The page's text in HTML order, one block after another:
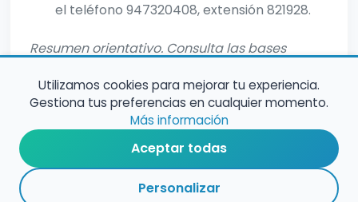
el teléfono 947320408, extensión 821928.
Resumen orientativo. Consulta las bases
Utilizamos cookies para mejorar tu experiencia.
Gestiona tus preferencias en cualquier momento.
Más información
Aceptar todas
Personalizar